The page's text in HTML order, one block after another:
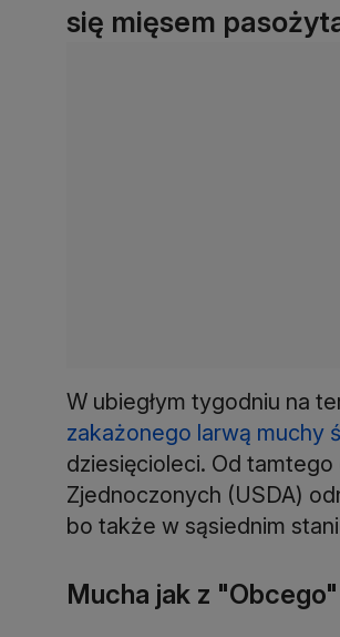
się mięsem
W ubiegłym tygodniu na
zakażonego larwą muchy
dziesięcioleci. Od
Zjednoczonych (USDA)
bo także w sąsiednim
Mucha jak z "Obcego"